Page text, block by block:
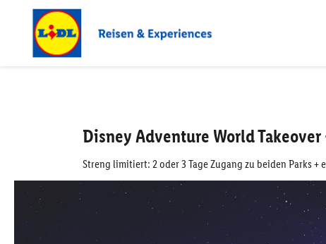
Disney Adventure World
Streng limitiert: 2 oder 3 Tage Zugang zu beiden Parks